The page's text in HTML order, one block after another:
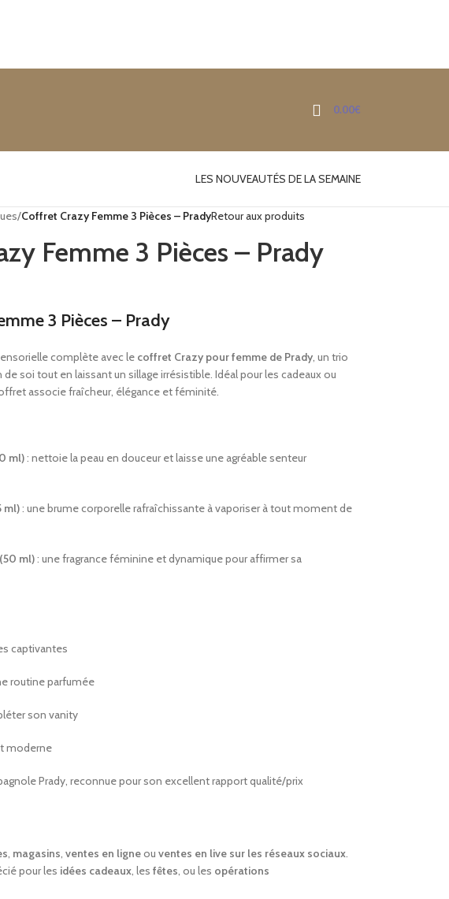
0.00€
LES NOUVEAUTÉS DE LA SEMAINE
/Coffret Crazy Femme 3 Pièces – PradyRetour aux produits
Femme 3 Pièces – Prady
3 Pièces – Prady
complète avec le coffret Crazy pour femme de Prady, un trio
soi tout en laissant un sillage irrésistible. Idéal pour les cadeaux ou
associe fraîcheur, élégance et féminité.
ml): nettoie la peau en douceur et laisse une agréable senteur
ml): une brume corporelle rafraîchissante à vaporiser à tout moment de
ml): une fragrance féminine et dynamique pour affirmer sa
captivantes
routine parfumée
son vanity
moderne
Prady, reconnue pour son excellent rapport qualité/prix
, magasins, ventes en ligneou ventes en live sur les réseaux sociaux.
pour les idées cadeaux, les fêtes, ou les opérations